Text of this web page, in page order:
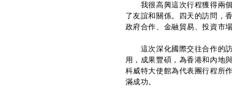
我很高興這次行程獲得兩個
了友誼和關係。四天的訪問，
政府合作、金融貿易、投資市
這次深化國際交往合作的訪
用，成果豐碩，為香港和內地
科威特大使館為代表團行程所
滿成功。